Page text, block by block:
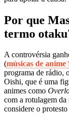
Por que
termo
A controvérsia
(músicas de anime
programa de rádio,
Oishi, que é uma
animes como
com a rotulagem da
considere o